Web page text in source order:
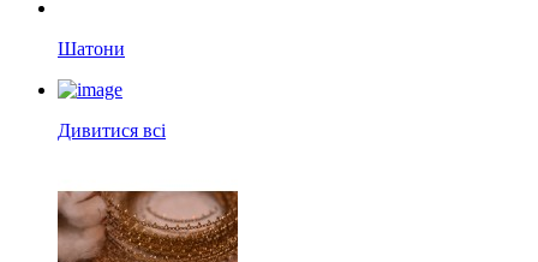
Шатони
Дивитися всі